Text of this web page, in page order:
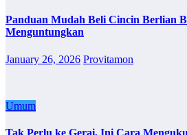
Panduan Mudah Beli Cincin Berlian
Menguntungkan
January 26, 2026 Provitamon
Umum
Tak Perlu ke Gerai, Ini Cara